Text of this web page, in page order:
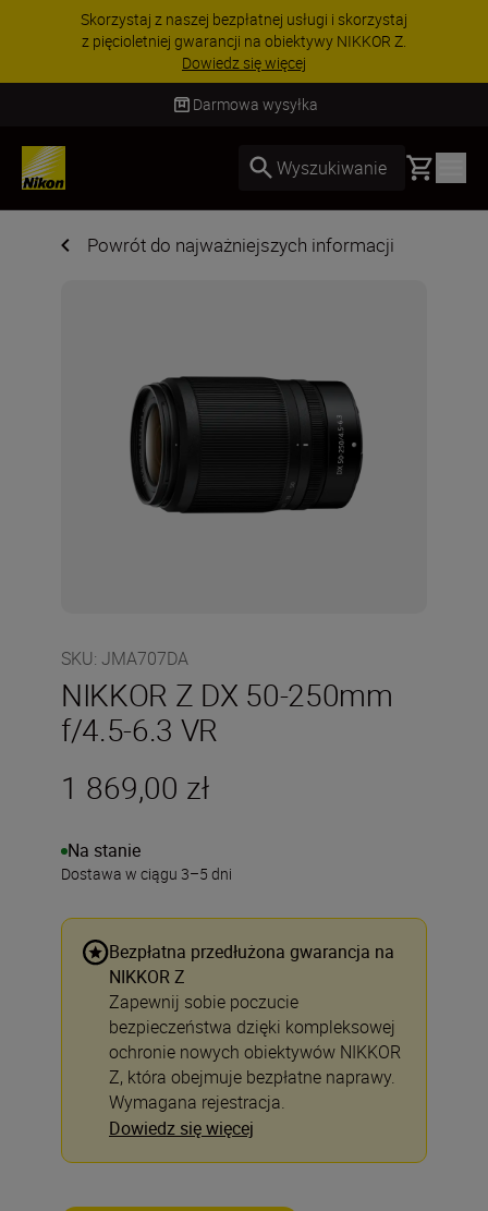
Skorzystaj z naszej bezpłatnej usługi i skorzystaj
z pięcioletniej gwarancji na obiektywy NIKKOR Z.
Dowiedz się więcej
Darmowa wysyłka
Wyszukiwanie Basket
Powrót do najważniejszych informacji
SKU: JMA707DA
NIKKOR Z DX 50-250mm
f/4.5-6.3 VR
1 869,00 zł
Na stanie
Dostawa w ciągu 3–5 dni
Bezpłatna przedłużona gwarancja na
NIKKOR Z
Zapewnij sobie poczucie
bezpieczeństwa dzięki kompleksowej
ochronie nowych obiektywów NIKKOR
Z, która obejmuje bezpłatne naprawy.
Wymagana rejestracja.
Dowiedz się więcej